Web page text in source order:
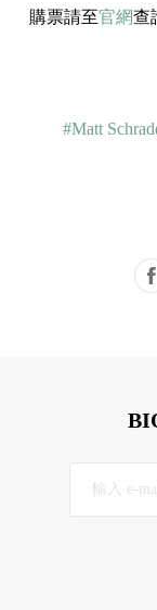
購票請至官網查
#Matt